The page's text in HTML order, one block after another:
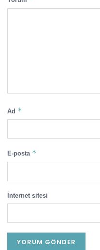
Ad *
E-posta *
İnternet sitesi